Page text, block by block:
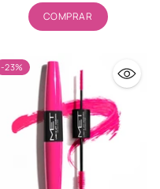
COMPRAR
-23%